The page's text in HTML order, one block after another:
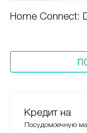
Home Connect:
Кредит на
Посудомоечную